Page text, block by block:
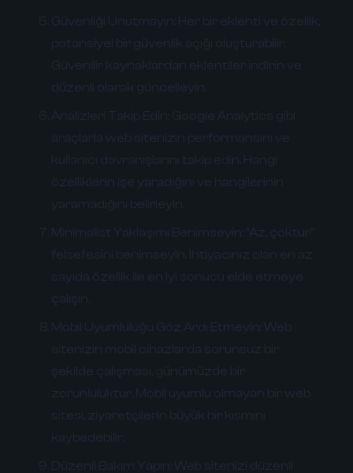
Güvenliği Unutmayın: Her bir eklenti ve özellik,
potansiyel bir güvenlik açığı oluşturabilir.
Güvenilir kaynaklardan eklentiler indirin ve
düzenli olarak güncelleyin.
Analizleri Takip Edin: Google Analytics gibi
araçlarla web sitenizin performansını ve
kullanıcı davranışlarını takip edin. Hangi
özelliklerin işe yaradığını ve hangilerinin
yaramadığını belirleyin.
Minimalist Yaklaşımı Benimseyin: "Az, çoktur"
felsefesini benimseyin. İhtiyacınız olan en az
sayıda özellik ile en iyi sonucu elde etmeye
çalışın.
Mobil Uyumluluğu Göz Ardı Etmeyin: Web
sitenizin mobil cihazlarda sorunsuz bir
şekilde çalışması, günümüzde bir
zorunluluktur. Mobil uyumlu olmayan bir web
sitesi, ziyaretçilerin büyük bir kısmını
kaybedebilir.
Düzenli Bakım Yapın: Web sitenizi düzenli